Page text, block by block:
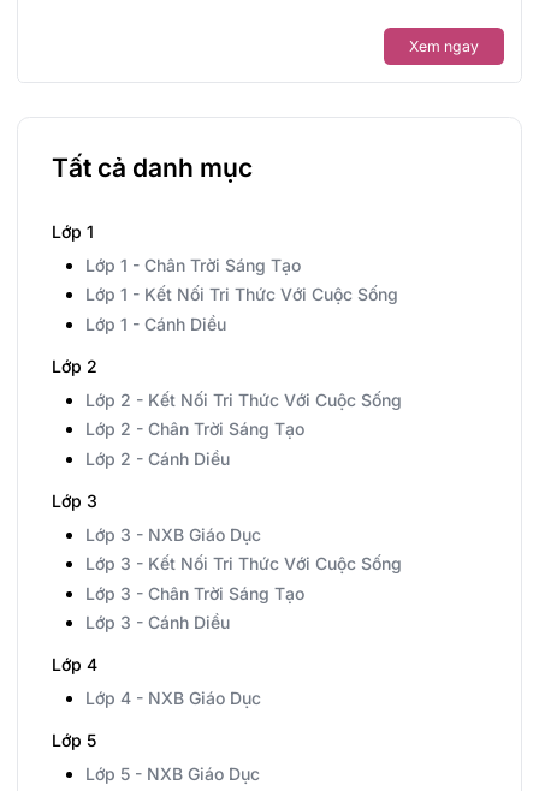
Xem ngay
Tất cả danh mục
Lớp 1
Lớp 1 - Chân Trời Sáng Tạo
Lớp 1 - Kết Nối Tri Thức Với Cuộc Sống
Lớp 1 - Cánh Diều
Lớp 2
Lớp 2 - Kết Nối Tri Thức Với Cuộc Sống
Lớp 2 - Chân Trời Sáng Tạo
Lớp 2 - Cánh Diều
Lớp 3
Lớp 3 - NXB Giáo Dục
Lớp 3 - Kết Nối Tri Thức Với Cuộc Sống
Lớp 3 - Chân Trời Sáng Tạo
Lớp 3 - Cánh Diều
Lớp 4
Lớp 4 - NXB Giáo Dục
Lớp 5
Lớp 5 - NXB Giáo Dục